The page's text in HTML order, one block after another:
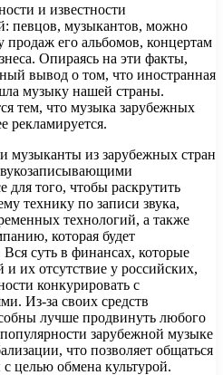
и известности
певцов, музыкантов, можно
продаж его альбомов, концертам
Опираясь на эти факты,
вывод о том, что иностранная
музыку нашей страны.
тем, что музыка зарубежных
рекламируется.
музыканты из зарубежных стран
того, чтобы раскрутить
технику по записи звука,
технологий, а также
которая будет
суть в финансах, которые
их отсутствие у российских,
конкурировать с
Из-за своих средств
лучше продвинуть любого
зарубежной музыке
что позволяет общаться
целью обмена культурой.